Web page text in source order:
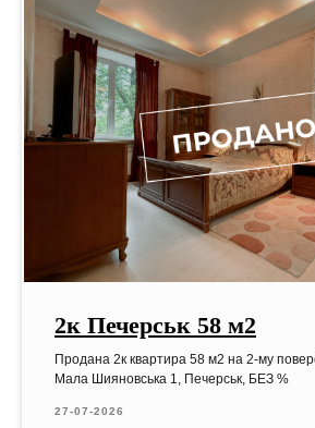
2к Печерськ 58 м2
Продана 2к квартира 58 м2 на 2-му
Мала Шияновська 1, Печерськ, БЕЗ %
27-07-2026